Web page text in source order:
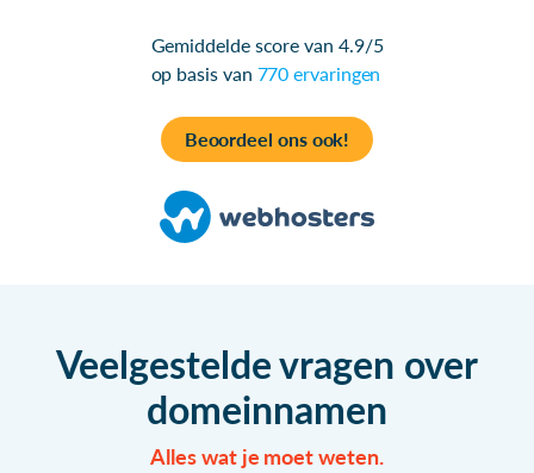
Gemiddelde score van 4.9/5
op basis van 770 ervaringen
Beoordeel ons ook!
Veelgestelde vragen over
domeinnamen
Alles wat je moet weten.